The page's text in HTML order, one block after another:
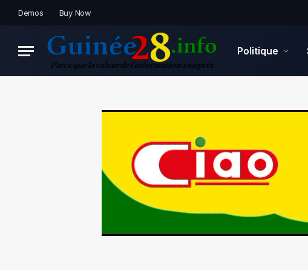
Demos Buy Now
Politique